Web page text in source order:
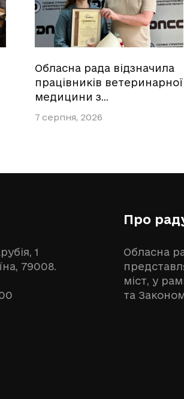
Обласна рада відзначила
працівників ветеринарної
медицини з…
7 серпня, 2026
1
79008.
Про
Обласна
міст, у
та